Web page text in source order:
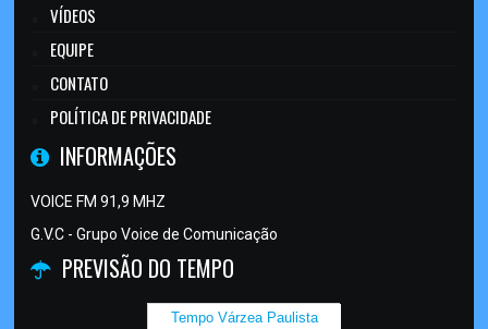
VÍDEOS
EQUIPE
CONTATO
POLÍTICA DE PRIVACIDADE
INFORMAÇÕES
VOICE FM 91,9 MHZ
G.V.C - Grupo Voice de Comunicação
PREVISÃO DO TEMPO